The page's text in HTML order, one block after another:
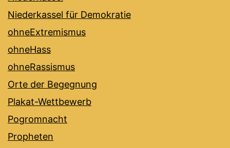
Niederkassel für Demokratie
ohneExtremismus
ohneHass
ohneRassismus
Orte der Begegnung
Plakat-Wettbewerb
Pogromnacht
Propheten